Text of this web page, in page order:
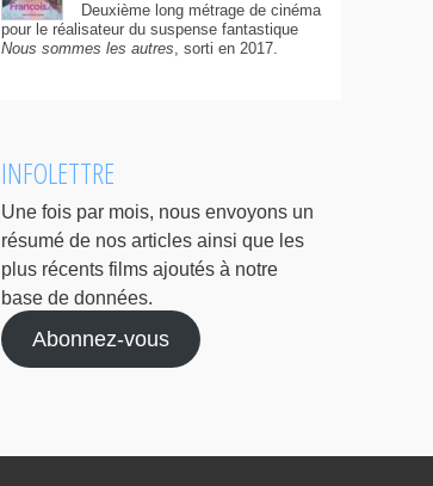
Deuxième long métrage de cinéma
pour le réalisateur du suspense fantastique
Nous sommes les autres, sorti en 2017.
INFOLETTRE
Une fois par mois, nous envoyons un
résumé de nos articles ainsi que les
plus récents films ajoutés à notre
base de données.
Abonnez-vous